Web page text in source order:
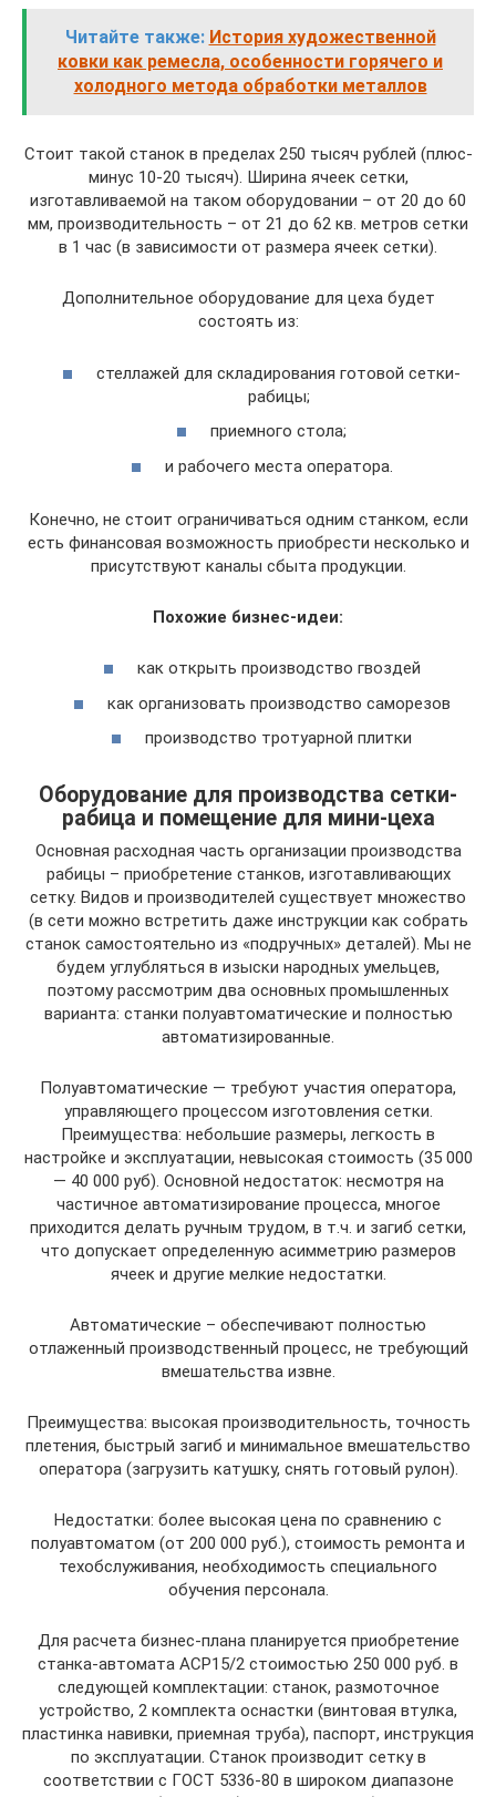
Читайте также: История художественной
ковки как ремесла, особенности горячего и
холодного метода обработки металлов
Стоит такой станок в пределах 250 тысяч рублей (плюс-
минус 10-20 тысяч). Ширина ячеек сетки,
изготавливаемой на таком оборудовании – от 20 до 60
мм, производительность – от 21 до 62 кв. метров сетки
в 1 час (в зависимости от размера ячеек сетки).
Дополнительное оборудование для цеха будет
состоять из:
стеллажей для складирования готовой сетки-
рабицы;
приемного стола;
и рабочего места оператора.
Конечно, не стоит ограничиваться одним станком, если
есть финансовая возможность приобрести несколько и
присутствуют каналы сбыта продукции.
Похожие бизнес-идеи:
как открыть производство гвоздей
как организовать производство саморезов
производство тротуарной плитки
Оборудование для производства сетки-
рабица и помещение для мини-цеха
Основная расходная часть организации производства
рабицы – приобретение станков, изготавливающих
сетку. Видов и производителей существует множество
(в сети можно встретить даже инструкции как собрать
станок самостоятельно из «подручных» деталей). Мы не
будем углубляться в изыски народных умельцев,
поэтому рассмотрим два основных промышленных
варианта: станки полуавтоматические и полностью
автоматизированные.
Полуавтоматические — требуют участия оператора,
управляющего процессом изготовления сетки.
Преимущества: небольшие размеры, легкость в
настройке и эксплуатации, невысокая стоимость (35 000
— 40 000 руб). Основной недостаток: несмотря на
частичное автоматизирование процесса, многое
приходится делать ручным трудом, в т.ч. и загиб сетки,
что допускает определенную асимметрию размеров
ячеек и другие мелкие недостатки.
Автоматические – обеспечивают полностью
отлаженный производственный процесс, не требующий
вмешательства извне.
Преимущества: высокая производительность, точность
плетения, быстрый загиб и минимальное вмешательство
оператора (загрузить катушку, снять готовый рулон).
Недостатки: более высокая цена по сравнению с
полуавтоматом (от 200 000 руб.), стоимость ремонта и
техобслуживания, необходимость специального
обучения персонала.
Для расчета бизнес-плана планируется приобретение
станка-автомата АСР15/2 стоимостью 250 000 руб. в
следующей комплектации: станок, размоточное
устройство, 2 комплекта оснастки (винтовая втулка,
пластинка навивки, приемная труба), паспорт, инструкция
по эксплуатации. Станок производит сетку в
соответствии с ГОСТ 5336-80 в широком диапазоне